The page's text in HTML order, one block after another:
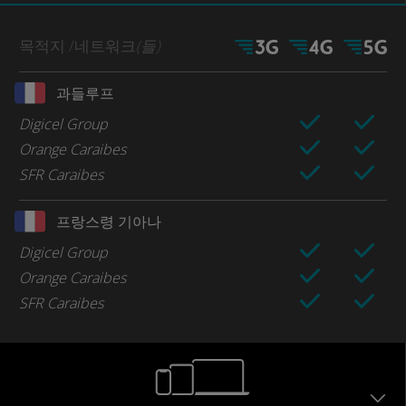
목적지 /네트워크(들)
과들루프
Digicel Group
Orange Caraibes
SFR Caraibes
프랑스령 기아나
Digicel Group
Orange Caraibes
SFR Caraibes